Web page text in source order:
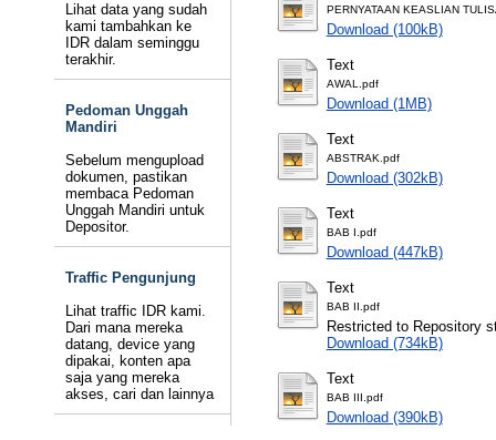
Lihat data yang sudah
kami tambahkan ke
IDR dalam seminggu
terakhir.
Pedoman Unggah
Mandiri
Sebelum mengupload
dokumen, pastikan
membaca Pedoman
Unggah Mandiri untuk
Depositor.
Traffic Pengunjung
Lihat traffic IDR kami.
Dari mana mereka
datang, device yang
dipakai, konten apa
saja yang mereka
akses, cari dan lainnya
PERNYATAAN KEASLIAN
Download (100kB)
Text
AWAL.pdf
Download (1MB)
Text
ABSTRAK.pdf
Download (302kB)
Text
BAB I.pdf
Download (447kB)
Text
BAB II.pdf
Restricted to Repository
Download (734kB)
Text
BAB III.pdf
Download (390kB)